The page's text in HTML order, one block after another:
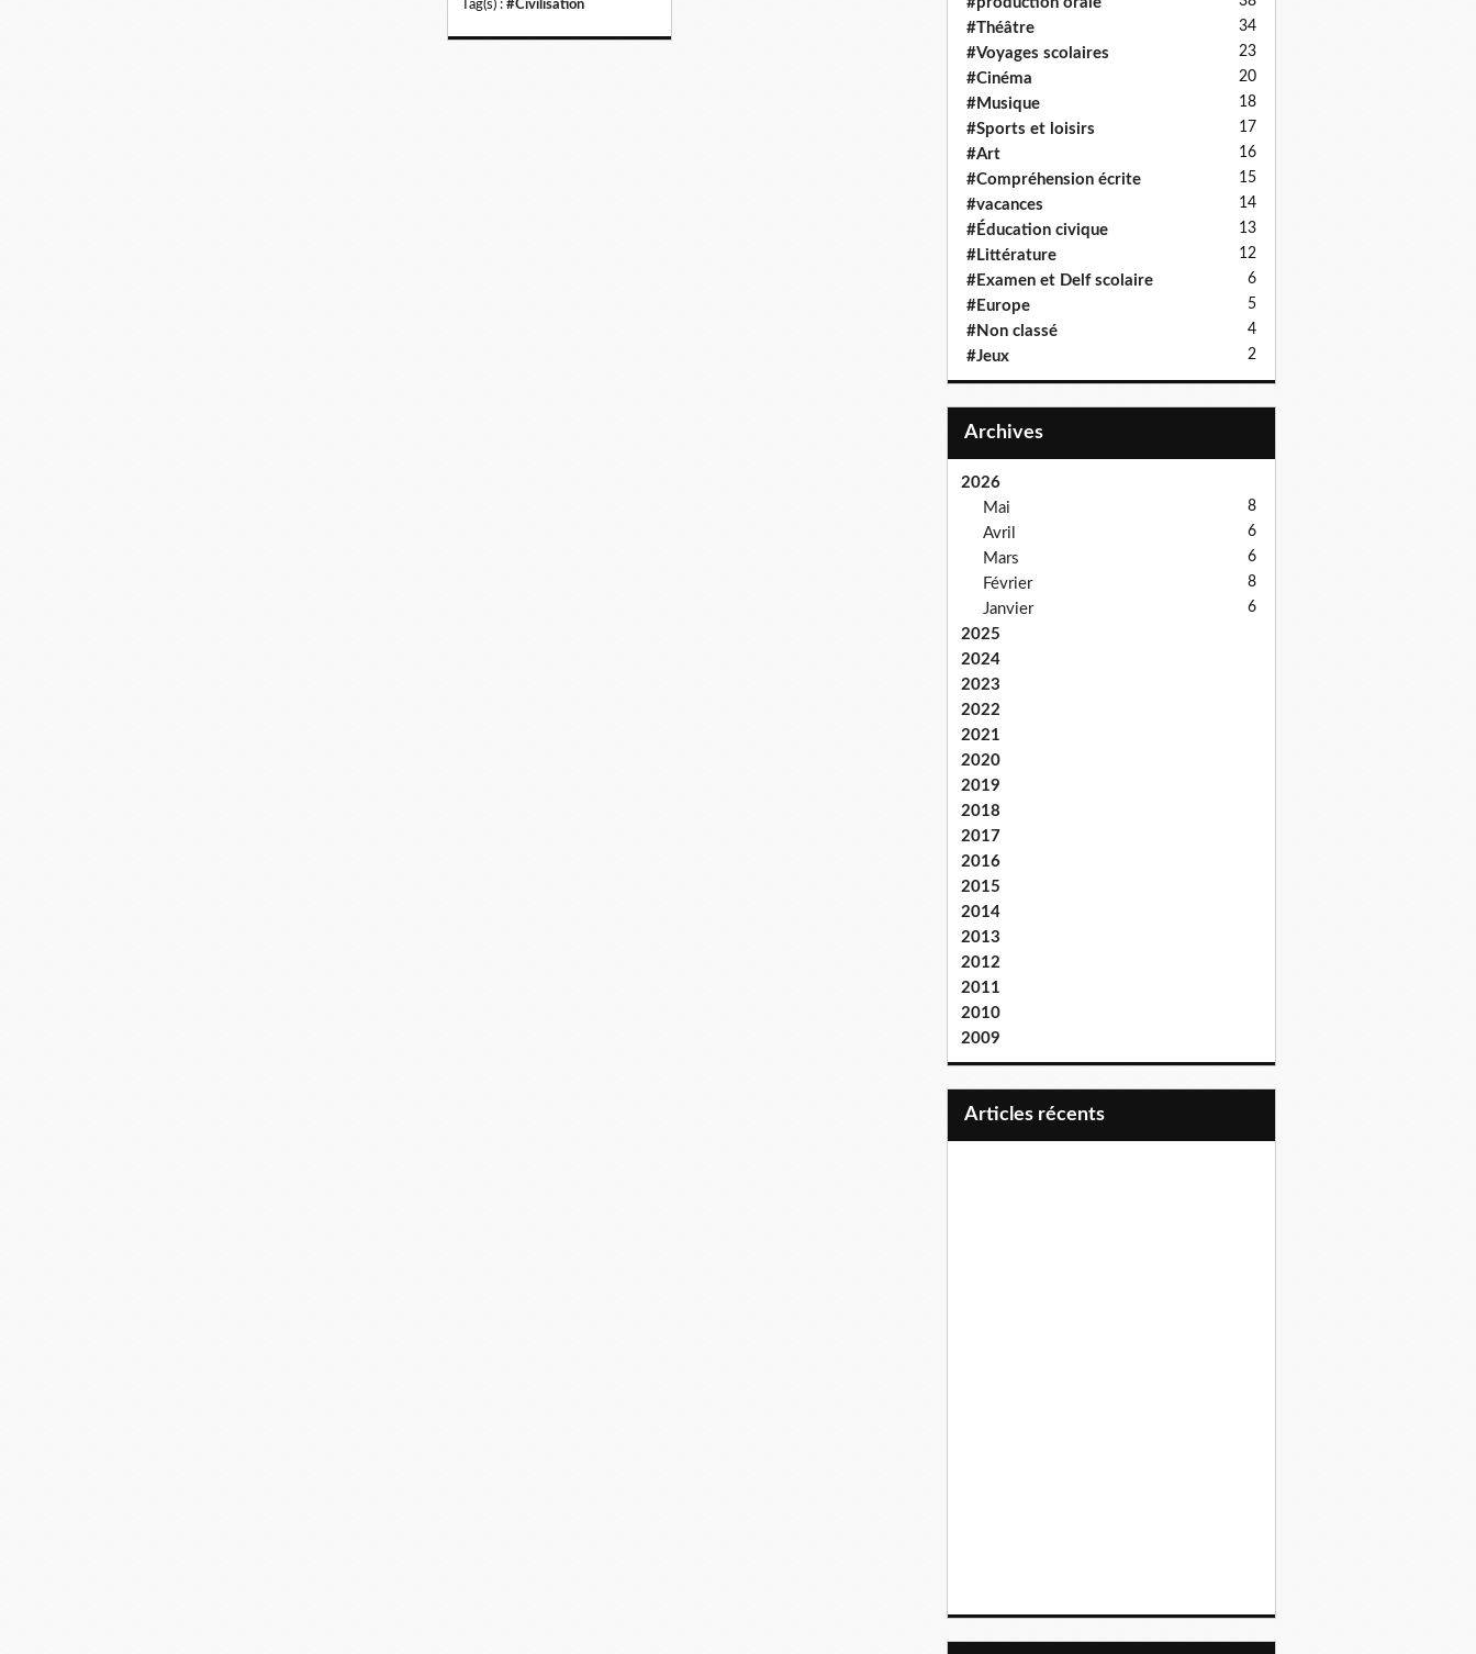
Tag(s) : #Civilisation
#Théâtre 34
#Voyages scolaires 23
#Cinéma 20
#Musique 18
#Sports et loisirs 17
#Art 16
#Compréhension écrite 15
#vacances 14
#Éducation civique 13
#Littérature 12
#Examen et Delf scolaire 6
#Europe 5
#Non classé 4
#Jeux 2
Archives
2026
Mai
8
Avril 6
Mars 6
Février 8
Janvier 6
2025
2024
2023
2022
2021
2020
2019
2018
2017
2016
2015
2014
2013
2012
2011
2010
2009
articles récents